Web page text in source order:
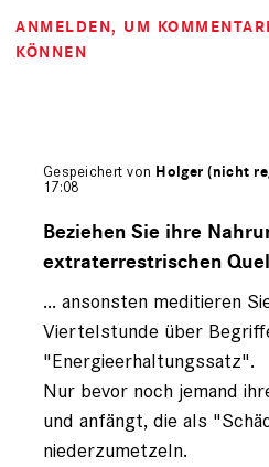
ANMELDEN, UM
KÖNNEN
Gespeichert von Holger (nicht
17:08
auf
Jörg
Brand
registriert)
Beziehen Sie ihre
extraterrestrischen
... ansonsten meditieren
Viertelstunde über
"Energieerhaltungssatz".
Nur bevor noch jemand
und anfängt, die als
niederzumetzeln.